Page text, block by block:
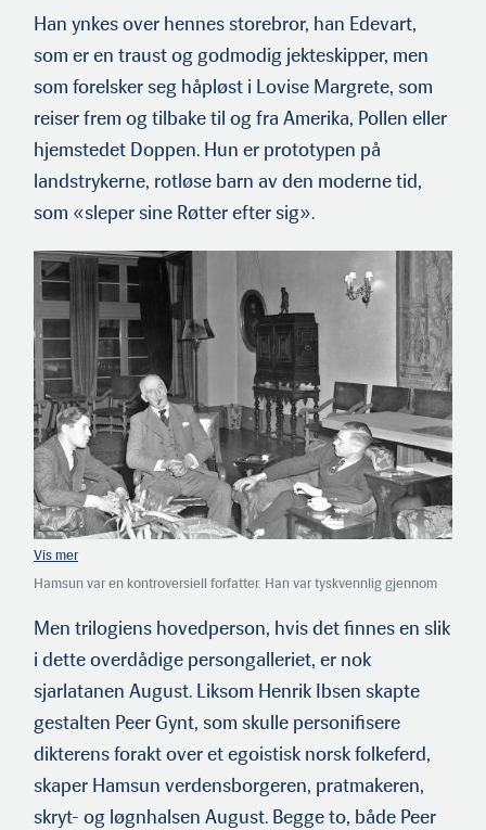
Han ynkes over hennes storebror, han Edevart,
som er en traust og godmodig jekteskipper, men
som forelsker seg håpløst i Lovise Margrete, som
reiser frem og tilbake til og fra Amerika, Pollen eller
hjemstedet Doppen. Hun er prototypen på
landstrykerne, rotløse barn av den moderne tid,
som «sleper sine Røtter efter sig».
Hamsun var en kontroversiell forfatter. Han var tyskvennlig gjennom
slapp tiltale om forræderi siden psykiatere ved Gaustad sykehus etter
svekkede sjelsevner». I 1948 dømte likevel Høyesterett han til å
betale 325.000 kroner i erstatning til staten. Her er Hamsun og hans
eldste sønn Tore på besøk hos Terboven i 1941. (Foto: NTB)
Men trilogiens hovedperson, hvis det finnes en slik
i dette overdådige persongalleriet, er nok
sjarlatanen August. Liksom Henrik Ibsen skapte
gestalten Peer Gynt, som skulle personifisere
dikterens forakt over et egoistisk norsk folkeferd,
skaper Hamsun verdensborgeren, pratmakeren,
skryt- og løgnhalsen August. Begge to, både Peer